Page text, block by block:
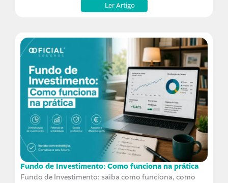
Ler Artigo
Fundo de Investimento: Como funciona na prática
Fundo de Investimento: saiba como funciona, como